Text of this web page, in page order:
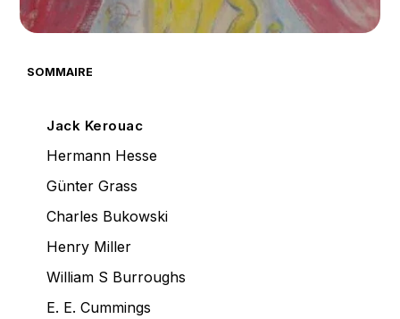
SOMMAIRE
Jack Kerouac
Hermann Hesse
Günter Grass
Charles Bukowski
Henry Miller
William S Burroughs
E. E. Cummings